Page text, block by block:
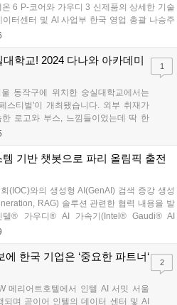
6 P-코어와 가우디 3 신제품의 상세한 기술
터센터 및 AI 사업부 한국 영업 총괄 나승주
반 제온 6를 출시한데 이어, 오늘 코어당 고성
"라며 "이뿐 아니라, AI 가속기 신제품인 가우
국내 고객들에게 AI 인프라 구축에 폭넓은 선
다. 조만간 주요 OEM에서 오늘 출시한 인텔
출시할 계획인 만큼 국내 고객들도 인텔 신
에 경험할 수 있을 것으로 예상한다"라고 밝
대학교! 2024 다나와 아카데미
동작구에 위치한 숭실대학교에서는
스티벌'이 개최됐습니다. 외부 취재가
로고와 부스, 느낌들이었는데 딱 한
한 하드웨어 제조사의 제품들을 대학
노트북이나 태블릿은 필수일 수밖에
는 기능과 디자인, 심지어 브랜드까지
은 건 아니고 사진을 촬영하며 우연히
1
기반 챗봇으로 파리 올림픽 출전
(IOC)와의 생성형 AI(GenAI) 검색 증강 생성
RAG) 솔루션 관련한 협력 내용을 발
텔® 가우디® AI 가속기(Intel® Gaudi® AI
® 프로세서(Intel® Xeon® processors)를 활
에 한국 기업은 ‘중요한 파트너‘
메리어트호텔에서 인텔 AI 서밋 서울
되며 곧이어 인텔의 데이터 센터 및 AI
2